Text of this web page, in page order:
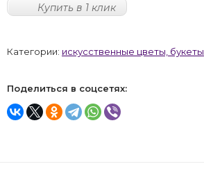
Купить в 1 клик
Категории: искусственные цветы, букеты
Поделиться в соцсетях: